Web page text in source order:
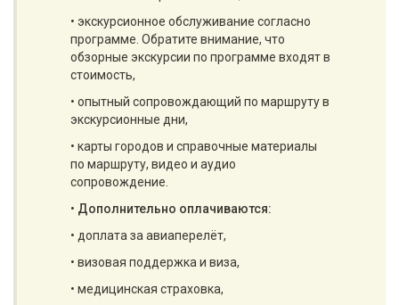
• экскурсионное обслуживание согласно
программе. Обратите внимание, что
обзорные экскурсии по программе входят в
стоимость,
• опытный сопровождающий по маршруту в
экскурсионные дни,
• карты городов и справочные материалы
по маршруту, видео и аудио
сопровождение.
• Дополнительно оплачиваются:
• доплата за авиаперелёт,
• визовая поддержка и виза,
• медицинская страховка,